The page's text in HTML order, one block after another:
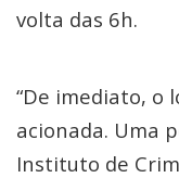
volta das 6h.
“De imediato, o
acionada. Uma
Instituto de